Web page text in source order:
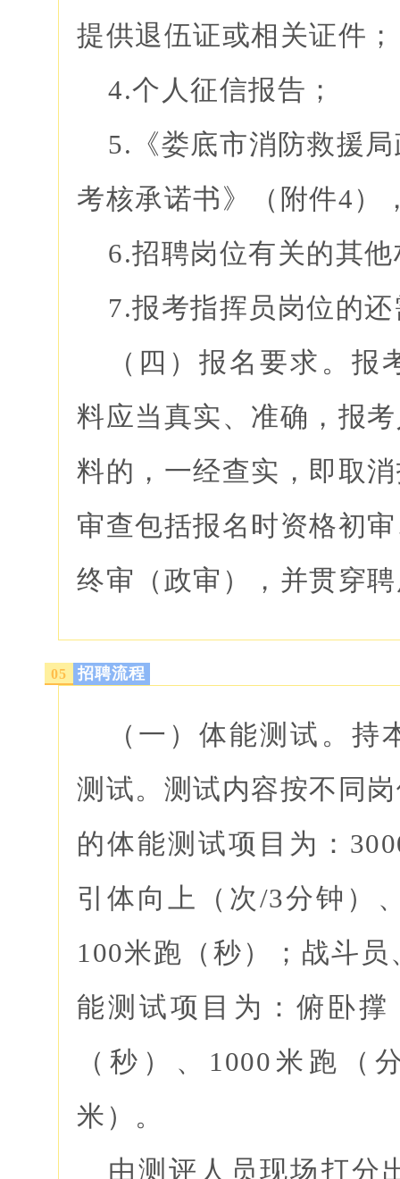
提供退伍证或相关证件；
4.个人征信报告；
5.《娄底市消防救援
考核承诺书》（附件4）
6.招聘岗位有关的其
7.报考指挥员岗位的
（四）报名要求。
料应当真实、准确，报
料的，一经查实，即取
审查包括报名时资格初
终审（政审），并贯穿
05 招聘流程
（一）体能测试。
测试。测试内容按不同
的体能测试项目为：
引体向上（次/3分钟）
100米跑（秒）；战斗
能测试项目为：俯卧
（秒）、1000米跑（
米）。
由测评人员现场打分